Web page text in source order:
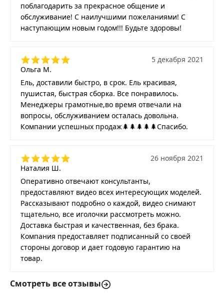
поблагодарить за прекрасное общение и
обслуживание! С наилучшими пожеланиями! С
наступающим новым годом!!! Будьте здоровы!
Ольга М.
5 декабря 2021
Ель, доставили быстро, в срок. Ель красивая,
пушистая, быстрая сборка. Все понравилось.
Менеджеры грамотные,во время отвечали на
вопросы, обслуживанием осталась довольна.
Компании успешных продаж🌲🌲🌲🌲🌲Спасибо.
Наталия Ш.
26 ноября 2021
Оперативно отвечают консультанты,
предоставляют видео всех интересующих моделей.
Рассказывают подробно о каждой, видео снимают
тщательно, все иголочки рассмотреть можно.
Доставка быстрая и качественная, без брака.
Компания предоставляет подписанный со своей
стороны договор и дает годовую гарантию на
товар.
Смотреть все отзывы